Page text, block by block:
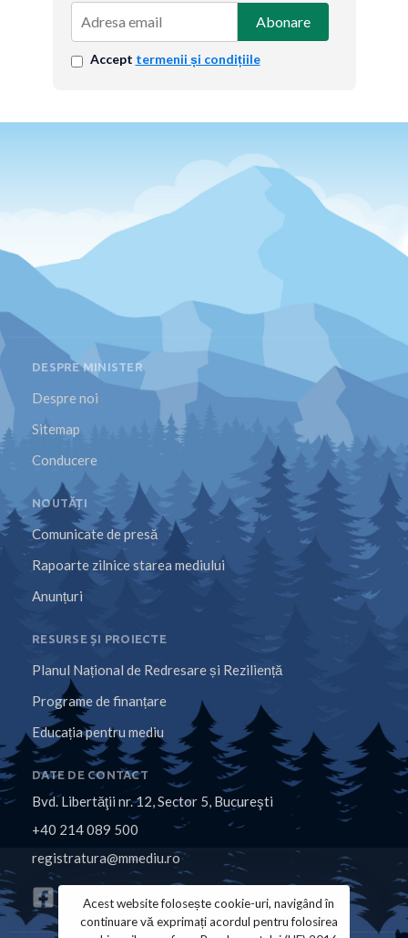
Abonare
Accept termenii și condițiile
DESPRE MINISTER
Despre noi
Sitemap
Conducere
NOUTĂȚI
Comunicate de presă
Rapoarte zilnice starea mediului
Anunțuri
RESURSE ȘI PROIECTE
Planul Național de Redresare și Reziliență
Programe de finanțare
Educația pentru mediu
DATE DE CONTACT
Bvd. Libertăţii nr. 12, Sector 5, Bucureşti
+40 214 089 500
registratura@mmediu.ro
Acest website folosește cookie-uri, navigând în
continuare vă exprimați acordul pentru folosirea